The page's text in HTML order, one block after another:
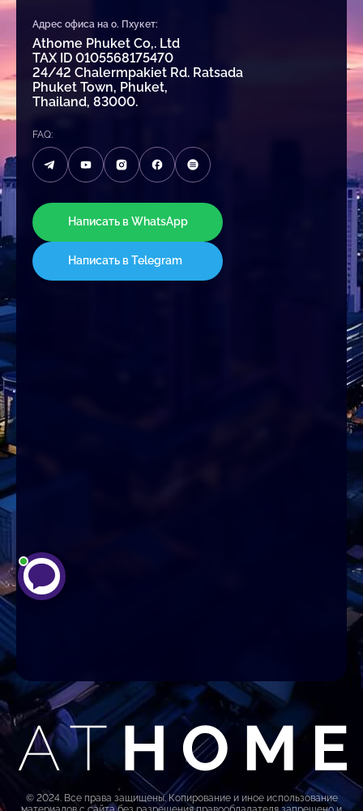
Адрес офиса на о. Пхукет:
Athome Phuket Co,. Ltd
TAX ID 0105568175470
24/42 Chalermpakiet Rd. Ratsada
Phuket Town, Phuket,
Thailand, 83000.
FAQ:
Написать в WhatsApp
Написать в Telegram
© 2024. Все права защищены. Копирование и иное использование